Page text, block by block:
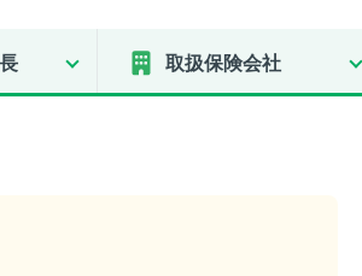
取扱保険会社